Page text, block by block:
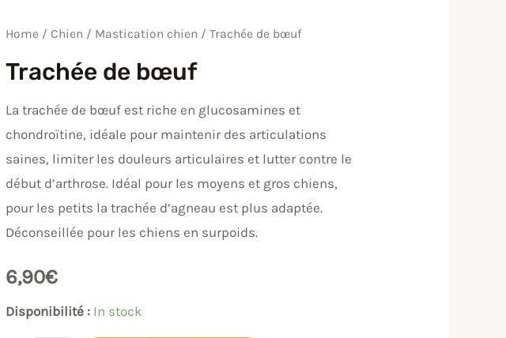
Home / Chien / Mastication chien / Trachée de bœuf
Trachée de bœuf
La trachée de bœuf est riche en glucosamines et
chondroïtine, idéale pour maintenir des articulations
saines, limiter les douleurs articulaires et lutter contre le
début d’arthrose. Idéal pour les moyens et gros chiens,
pour les petits la trachée d’agneau est plus adaptée.
Déconseillée pour les chiens en surpoids.
6,90€
Disponibilité : In stock
Trachée
bœuf
quantity